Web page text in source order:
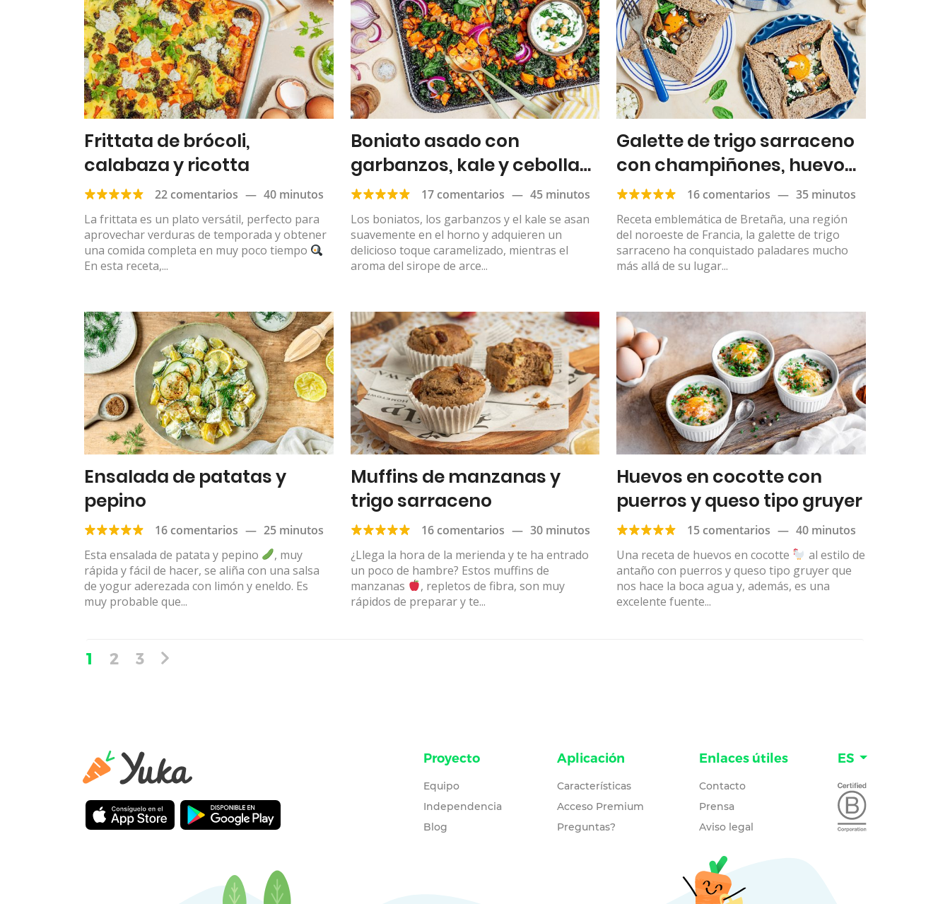
Frittata de brócoli,
calabaza y ricotta
22 comentarios — 40 minutos
La frittata es un plato versátil, perfecto para
aprovechar verduras de temporada y obtener
una comida completa en muy poco tiempo
En esta receta,...
Boniato asado con
garbanzos, kale y cebolla
roja
17 comentarios — 45 minutos
Los boniatos, los garbanzos y el kale se asan
suavemente en el horno y adquieren un
delicioso toque caramelizado, mientras el
aroma del sirope de arce...
Galette de trigo sarraceno
con champiñones, huevo
frito y feta16 comentarios — 35 minutos
Receta emblemática de Bretaña, una región
del noroeste de Francia, la galette de trigo
sarraceno ha conquistado paladares mucho
más allá de su lugar...
Ensalada de patatas y
pepino
16 comentarios — 25 minutos
Esta ensalada de patata y pepino
, muy
rápida y fácil de hacer, se aliña con una salsa
de yogur aderezada con limón y eneldo. Es
muy probable que...
Muffins de manzanas y
trigo sarraceno
16 comentarios — 30 minutos
¿Llega la hora de la merienda y te ha entrado
un poco de hambre? Estos muffins de
manzanas
, repletos de fibra, son muy
rápidos de preparar y te...
Huevos en cocotte con
puerros y queso tipo gruyer
15 comentarios — 40 minutos
Una receta de huevos en cocotte
al estilo de
antaño con puerros y queso tipo gruyer que
nos hace la boca agua y, además, es una
excelente fuente...
1 2 3
Proyecto
Equipo
Independencia
Blog
Aplicación
Características
Acceso Premium
Preguntas?
Enlaces útiles
Contacto
Prensa
Aviso legal
ES